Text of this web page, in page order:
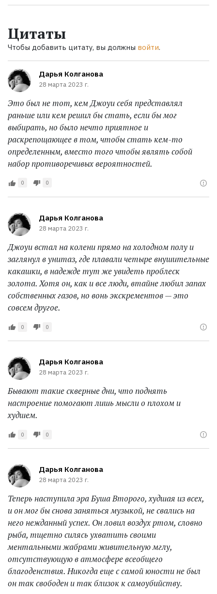
Цитаты
Чтобы добавить цитату, вы должны войти.
Дарья Колганова
28 марта 2023 г.
Это был не тот, кем Джоуи себя представлял
раньше или кем решил бы стать, если бы мог
выбирать, но было нечто приятное и
раскрепощающее в том, чтобы стать кем-то
определенным, вместо того чтобы являть собой
набор противоречивых вероятностей.
0 0
Дарья Колганова
28 марта 2023 г.
Джоуи встал на колени прямо на холодном полу и
заглянул в унитаз, где плавали четыре внушительные
какашки, в надежде тут же увидеть проблеск
золота. Хотя он, как и все люди, втайне любил запах
собственных газов, но вонь экскрементов — это
совсем другое.
0 0
Дарья Колганова
28 марта 2023 г.
Бывают такие скверные дни, что поднять
настроение помогают лишь мысли о плохом и
худшем.
0 0
Дарья Колганова
28 марта 2023 г.
Теперь наступила эра Буша Второго, худшая из всех,
и он мог бы снова заняться музыкой, не свались на
него нежданный успех. Он ловил воздух ртом, словно
рыба, тщетно силясь ухватить своими
ментальными жабрами живительную мглу,
отсутствующую в атмосфере всеобщего
благоденствия. Никогда еще с самой юности не был
он так свободен и так близок к самоубийству.